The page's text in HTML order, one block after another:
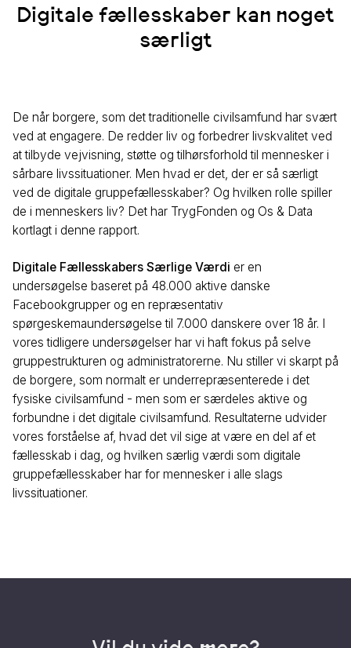
Digitale fællesskaber kan noget
særligt
De når borgere, som det traditionelle civilsamfund har svært
ved at engagere. De redder liv og forbedrer livskvalitet ved
at tilbyde vejvisning, støtte og tilhørsforhold til mennesker i
sårbare livssituationer. Men hvad er det, der er så særligt
ved de digitale gruppefællesskaber? Og hvilken rolle spiller
de i menneskers liv? Det har TrygFonden og Os & Data
kortlagt i denne rapport.
Digitale Fællesskabers Særlige Værdi er en
undersøgelse baseret på 48.000 aktive danske
Facebookgrupper og en repræsentativ
spørgeskemaundersøgelse til 7.000 danskere over 18 år. I
vores tidligere undersøgelser har vi haft fokus på selve
gruppestrukturen og administratorerne. Nu stiller vi skarpt på
de borgere, som normalt er underrepræsenterede i det
fysiske civilsamfund - men som er særdeles aktive og
forbundne i det digitale civilsamfund. Resultaterne udvider
vores forståelse af, hvad det vil sige at være en del af et
fællesskab i dag, og hvilken særlig værdi som digitale
gruppefællesskaber har for mennesker i alle slags
livssituationer.